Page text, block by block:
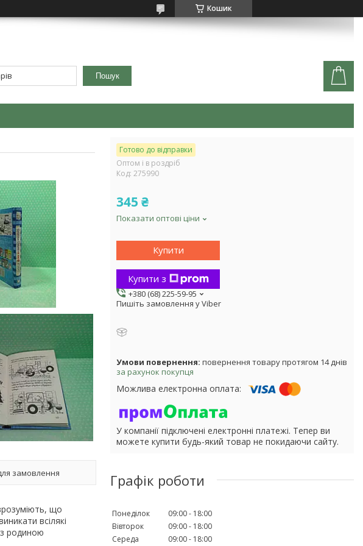
Кошик
Пошук
замовлення
що
всілякі
родиною
Готово до відправки
Оптом і в роздріб
Код: 275990
345 ₴
Показати оптові ціни
Купити
Купити з
+380 (68) 225-59-95
Пишіть замовлення у Viber
повернення товару протягом 14 днів
за рахунок покупця
У компанії підключені електронні платежі. Тепер ви
можете купити будь-який товар не покидаючи сайту.
Графік роботи
Понеділок 09:00
18:00
Вівторок
09:00
18:00
Середа
09:00 18:00